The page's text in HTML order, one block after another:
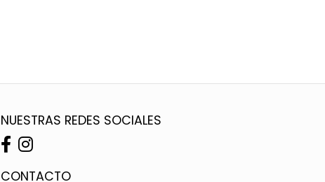
NUESTRAS REDES SOCIALES
CONTACTO